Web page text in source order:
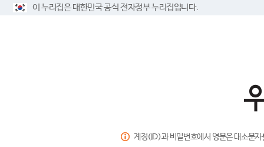
이 누리집은 대한민국 공식 전자정부 누리집입니다.
계정(ID)과 비밀번호에서 영문은 대소문